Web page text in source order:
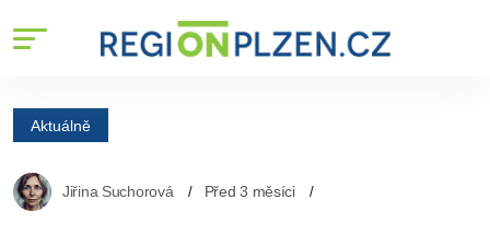
Aktuálně
Jiřina Suchorová Před 3 měsíci